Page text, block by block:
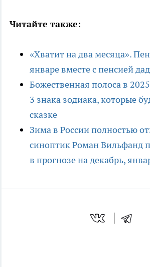
Читайте также:
«Хватит на два месяца».
январе вместе с пенсией
Божественная полоса в
3 знака зодиака, которые
сказке
Зима в России полностью
синоптик Роман Вильфанд
в прогнозе на декабрь,